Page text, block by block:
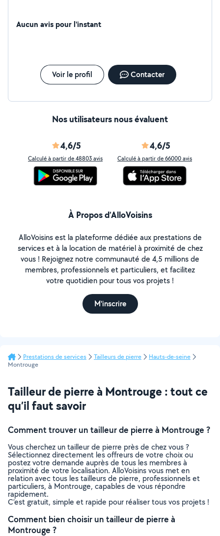
Aucun avis pour l'instant
Voir le profil Contacter
Nos utilisateurs nous évaluent
4,6/5
Calculé à partir de 48803 avis
4,6/5
Calculé à partir de 66000 avis
À Propos d’AlloVoisins
AlloVoisins est la plateforme dédiée aux prestations de
services et à la location de matériel à proximité de chez
vous ! Rejoignez notre communauté de 4,5 millions de
membres, professionnels et particuliers, et facilitez
votre quotidien pour tous vos projets !
M'inscrire
Prestations de services Tailleurs de pierre
Hauts-de-seine
Montrouge
Tailleur de pierre à Montrouge : tout ce
qu’il faut savoir
Comment trouver un tailleur de pierre à Montrouge ?
Vous cherchez un tailleur de pierre près de chez vous ?
Sélectionnez directement les offreurs de votre choix ou
postez votre demande auprès de tous les membres à
proximité de votre localisation. AlloVoisins vous met en
relation avec tous les tailleurs de pierre, professionnels et
particuliers, à Montrouge, capables de vous répondre
rapidement.
C’est gratuit, simple et rapide pour réaliser tous vos projets !
Comment bien choisir un tailleur de pierre à
Montrouge ?